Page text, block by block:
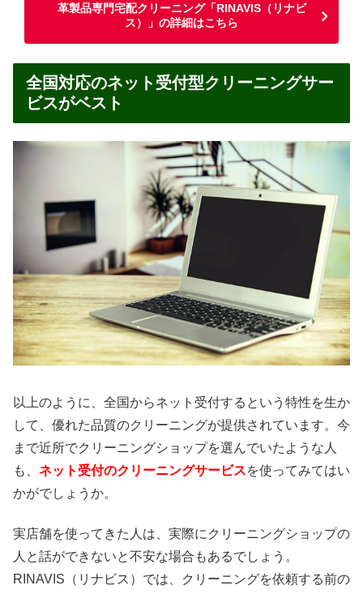
革製品専門宅配クリーニング「RINAVIS（リナビ
ス）」の詳細はこちら
全国対応のネット受付型クリーニングサー
ビスがベスト
以上のように、全国からネット受付するという特性を生か
して、優れた品質のクリーニングが提供されています。今
まで近所でクリーニングショップを選んでいたような人
も、 ネット受付のクリーニングサービスを使ってみてはい
かがでしょうか。
実店舗を使ってきた人は、実際にクリーニングショップの
人と話ができないと不安な場合もあるでしょう。
RINAVIS（リナビス）では、クリーニングを依頼する前の